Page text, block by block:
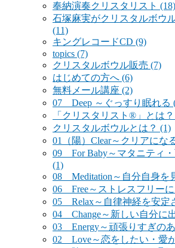
奉納演奏クリスタリスト (18)
石塚麻実がクリスタルボウ
(11)
キングレコードCD (9)
topics (7)
クリスタルボウル販売 (7)
はじめての方へ (6)
無料メール講座 (2)
07 Deep ～ぐっすり眠れる
「クリスタリスト®」とは？
クリスタルボウルとは？ (1)
01（陽）Clear～クリアにな
09 For Baby～マタニティ
(1)
08 Meditation～自分自身を
06 Free～ストレスフリーに
05 Relax～自律神経を安定
04 Change～新しい自分に
03 Energy～頑張りすぎの
02 Love～恋をしたい・愛